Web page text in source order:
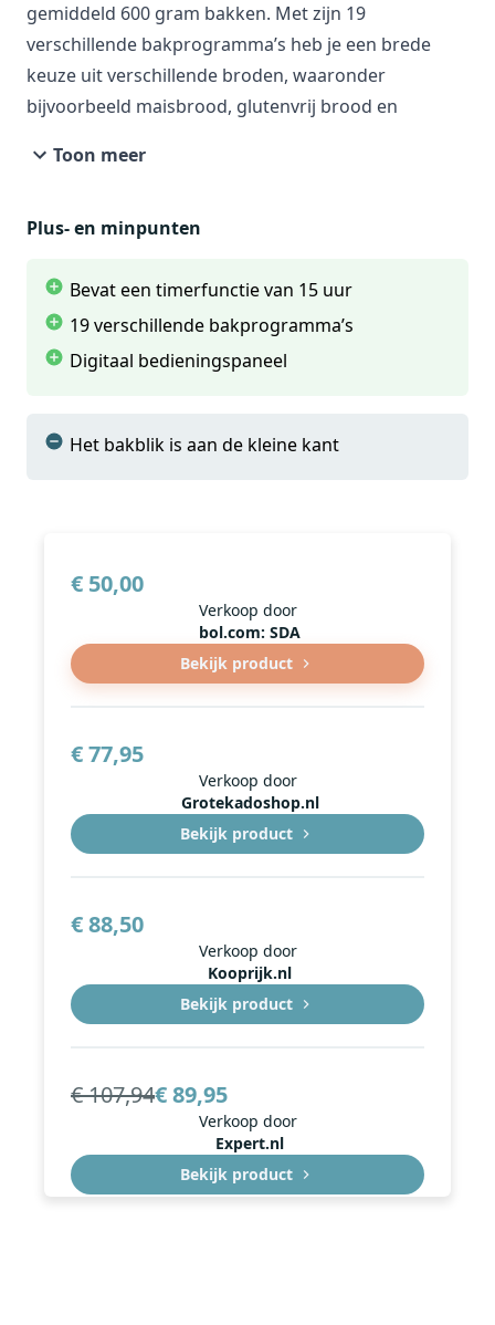
gemiddeld 600 gram bakken. Met zijn 19
verschillende bakprogramma’s heb je een brede
keuze uit verschillende broden, waaronder
bijvoorbeeld maisbrood, glutenvrij brood en
broodbakmachine van Princess zijn de
bedieningspaneel.
Toon meer
Plus- en minpunten
Bevat een timerfunctie van 15 uur
19 verschillende bakprogramma’s
Digitaal bedieningspaneel
Het bakblik is aan de kleine kant
€ 50,00
Verkoop door
bol.com: SDA
Bekijk product
€ 77,95
Verkoop door
Grotekadoshop.nl
Bekijk product
€ 88,50
Verkoop door
Kooprijk.nl
Bekijk product
€ 107,94€ 89,95
Verkoop door
Expert.nl
Bekijk product